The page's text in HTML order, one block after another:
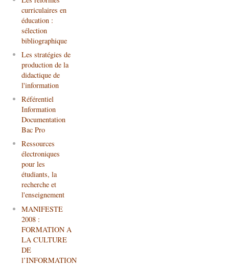
curriculaires en
éducation :
sélection
bibliographique
Les stratégies de
production de la
didactique de
l'information
Référentiel
Information
Documentation
Bac Pro
Ressources
électroniques
pour les
étudiants, la
recherche et
l'enseignement
MANIFESTE
2008 :
FORMATION A
LA CULTURE
DE
l’INFORMATION